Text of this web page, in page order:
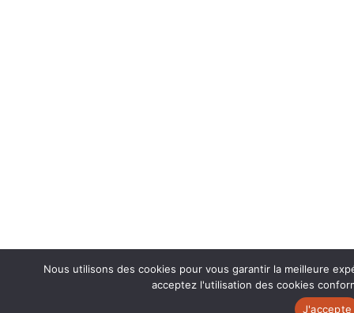
Nous utilisons des cookies pour vous garantir la meilleure
acceptez l'utilisation des cookies
J'accepte